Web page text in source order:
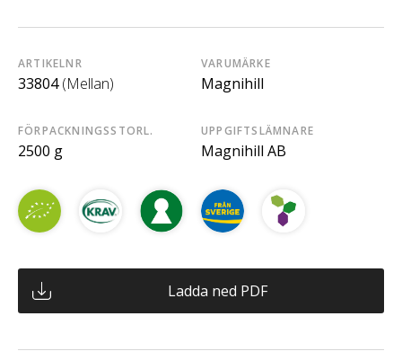
ARTIKELNR
33804 (Mellan)
VARUMÄRKE
Magnihill
FÖRPACKNINGSSTORL.
2500 g
UPPGIFTSLÄMNARE
Magnihill AB
Ladda ned PDF